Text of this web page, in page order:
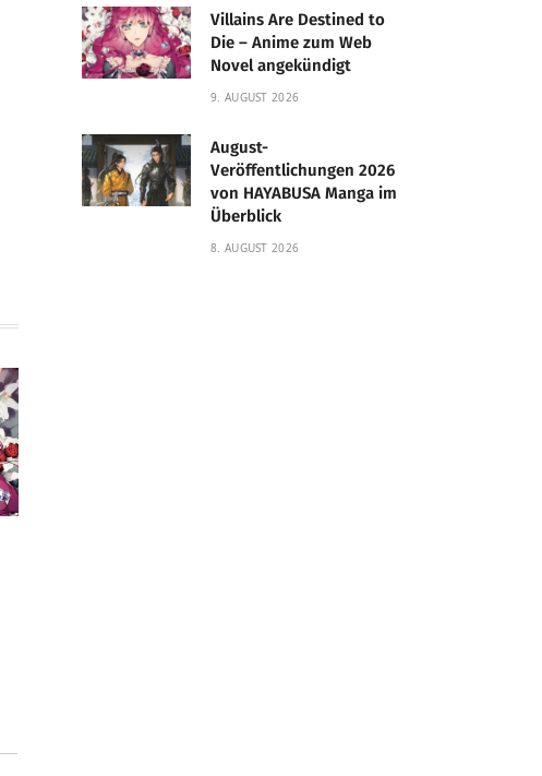
Villains Are Destined to
Die – Anime zum Web
Novel angekündigt
9. AUGUST 2026
August-
Veröffentlichungen 2026
von HAYABUSA Manga im
Überblick
8. AUGUST 2026